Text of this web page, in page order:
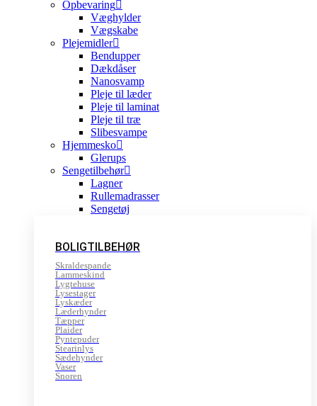
Opbevaring
Væghylder
Vægskabe
Plejemidler
Bendupper
Dækdåser
Nanosvamp
Pleje til læder
Pleje til laminat
Pleje til træ
Slibesvampe
Hjemmesko
Glerups
Sengetilbehør
Lagner
Rullemadrasser
Sengetøj
BOLIGTILBEHØR
Skraldespande
Lammeskind
Lygtehuse
Lysestager
Lyskæder
Læderhynder
Tæpper
Plaider
Pyntepuder
Stearinlys
Sædehynder
Vaser
Snoren